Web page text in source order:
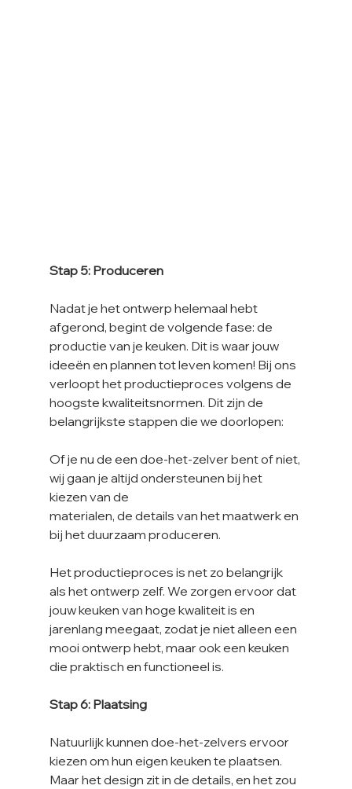
Stap 5: Produceren
Nadat je het ontwerp helemaal hebt
afgerond, begint de volgende fase: de
productie van je keuken. Dit is waar jouw
ideeën en plannen tot leven komen! Bij ons
verloopt het productieproces volgens de
hoogste kwaliteitsnormen. Dit zijn de
belangrijkste stappen die we doorlopen:
Of je nu de een doe-het-zelver bent of niet,
wij gaan je altijd ondersteunen bij het
kiezen van de
materialen, de details van het maatwerk en
bij het duurzaam produceren.
Het productieproces is net zo belangrijk
als het ontwerp zelf. We zorgen ervoor dat
jouw keuken van hoge kwaliteit is en
jarenlang meegaat, zodat je niet alleen een
mooi ontwerp hebt, maar ook een keuken
die praktisch en functioneel is.
Stap 6: Plaatsing
Natuurlijk kunnen doe-het-zelvers ervoor
kiezen om hun eigen keuken te plaatsen.
Maar het design zit in de details, en het zou